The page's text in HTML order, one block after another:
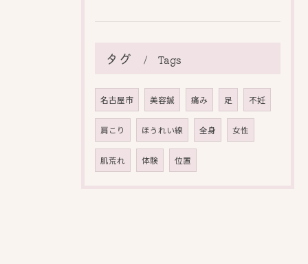
タグ Tags
名古屋市 美容鍼 痛み 足 不妊
肩こり ほうれい線 全身 女性
肌荒れ 体験 位置